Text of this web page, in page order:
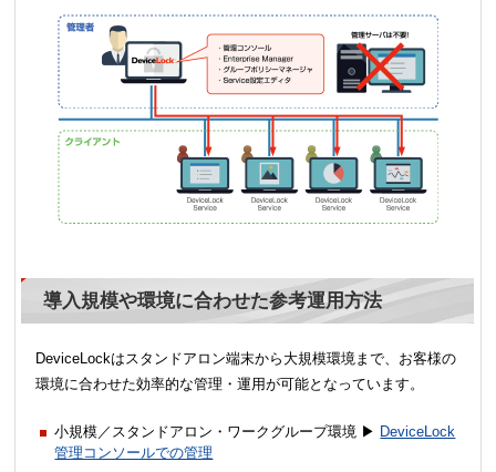
導入規模や環境に合わせた参考運用方法
DeviceLockはスタンドアロン端末から大規模環境まで、お客様の
環境に合わせた効率的な管理・運用が可能となっています。
小規模／スタンドアロン・ワークグループ環境 ▶ DeviceLock
管理コンソールでの管理